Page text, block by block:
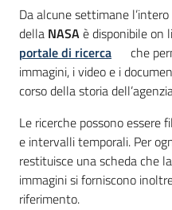
Introduzione
Da alcune settimane
della NASAè disponibile on
portale di ricerca
che
immagini, i video e i
corso della storia
Le ricerche possono
e intervalli temporali. Per
restituisce una scheda che
immagini si forniscono
riferimento.